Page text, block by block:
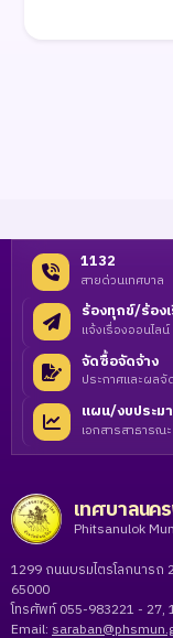
1132
สายด่วนเทศบาล
ร้องทุกข์/ร้อง
แจ้งเรื่องออนไลน์
จัดซื้อจัดจ้าง
ประกาศและผลจั
แผน/งบประ
เอกสารสาธารณะ
เทศบาลนค
Phitsanulok
1299 ถนนบรมไตรโลกนารถ
65000
โทรศัพท์ 055-983221 - 27,
Email: